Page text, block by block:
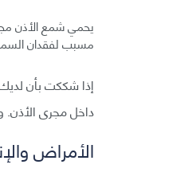
يحمي شمع الأذن
مسبب لفقدان
إذا شككت بأن
داخل مجرى الأذن.
الأمراض